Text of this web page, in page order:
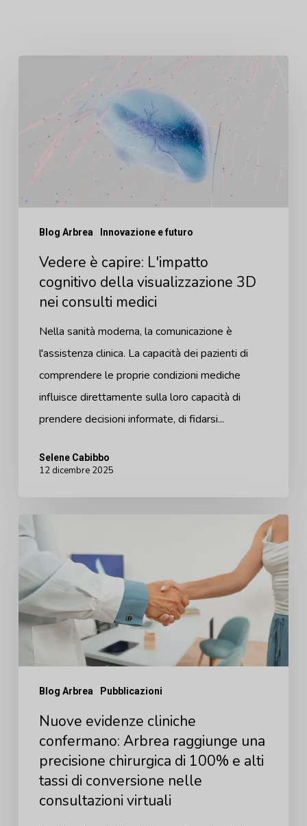
della
visualizzazione
consulti
medici
Blog Arbrea Innovazione e futuro
Vedere è capire: L'impatto
cognitivo della visualizzazione 3D
nei consulti medici
Nella sanità moderna, la comunicazione è
l'assistenza clinica. La capacità dei pazienti di
comprendere le proprie condizioni mediche
influisce direttamente sulla loro capacità di
prendere decisioni informate, di fidarsi...
Selene Cabibbo
12 dicembre 2025
Nuove
evidenze
cliniche
confermano:
Arbrea
raggiunge
una
chirurgica
100%
Blog Arbrea Pubblicazioni
Nuove evidenze cliniche
confermano: Arbrea raggiunge una
precisione chirurgica di 100% e alti
tassi di conversione nelle
consultazioni virtuali